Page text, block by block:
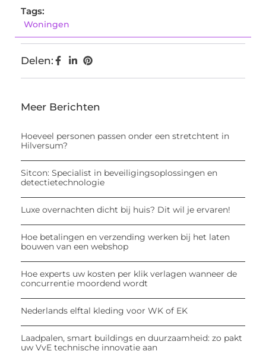
Tags:
Woningen
Delen:
Meer Berichten
Hoeveel personen passen onder een stretchtent in
Hilversum?
Sitcon: Specialist in beveiligingsoplossingen en
detectietechnologie
Luxe overnachten dicht bij huis? Dit wil je ervaren!
Hoe betalingen en verzending werken bij het laten
bouwen van een webshop
Hoe experts uw kosten per klik verlagen wanneer de
concurrentie moordend wordt
Nederlands elftal kleding voor WK of EK
Laadpalen, smart buildings en duurzaamheid: zo pakt
uw VvE technische innovatie aan